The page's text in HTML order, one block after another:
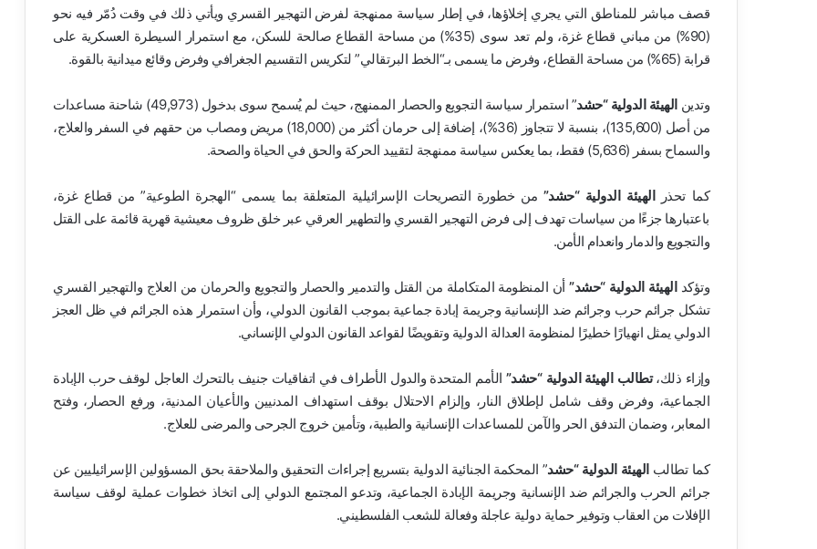
قصف مباشر للمناطق التي يجري إخلاؤها، في إطار سياسة ممنهجة لفرض التهجير القسري ويأتي ذلك في وقت دُمّر فيه نحو
(90%) من مباني قطاع غزة، ولم تعد سوى (35%) من مساحة القطاع صالحة للسكن، مع استمرار السيطرة العسكرية على
قرابة (65%) من مساحة القطاع، وفرض ما يسمى بـ“الخط البرتقالي” لتكريس التقسيم الجغرافي وفرض وقائع ميدانية بالقوة.
وتدينالهيئة الدولية “حشد
” استمرار سياسة التجويع والحصار الممنهج، حيث لم يُسمح سوى بدخول (49,973) شاحنة مساعدات
من أصل (135,600)، بنسبة لا تتجاوز (36%)، إضافة إلى حرمان أكثر من (18,000) مريض ومصاب من حقهم في السفر والعلاج،
والسماح بسفر (5,636) فقط، بما يعكس سياسة ممنهجة لتقييد الحركة والحق في الحياة والصحة.
كما تحذرالهيئة الدولية “حشد” من خطورة التصريحات الإسرائيلية المتعلقة بما يسمى “الهجرة الطوعية” من قطاع غزة،
باعتبارها جزءًا من سياسات تهدف إلى فرض التهجير القسري والتطهير العرقي عبر خلق ظروف معيشية قهرية قائمة على القتل
والتجويع والدمار وانعدام الأمن.
وتؤكدالهيئة الدولية “حشد”أن المنظومة المتكاملة من القتل والتدمير والحصار والتجويع والحرمان من العلاج والتهجير القسري
تشكل جرائم حرب وجرائم ضد الإنسانية وجريمة إبادة جماعية بموجب القانون الدولي، وأن استمرار هذه الجرائم في ظل العجز
الدولي يمثل انهيارًا خطيرًا لمنظومة العدالة الدولية وتقويضًا لقواعد القانون الدولي الإنساني.
وإزاء ذلك،تطالب الهيئة الدولية “حشد” الأمم المتحدة والدول الأطراف في اتفاقيات جنيف بالتحرك العاجل لوقف حرب الإبادة
الجماعية، وفرض وقف شامل لإطلاق النار، وإلزام الاحتلال بوقف استهداف المدنيين والأعيان المدنية، ورفع الحصار، وفتح
المعابر، وضمان التدفق الحر والآمن للمساعدات الإنسانية والطبية، وتأمين خروج الجرحى والمرضى للعلاج.
كما تطالبالهيئة الدولية “حشد” المحكمة الجنائية الدولية بتسريع إجراءات التحقيق والملاحقة بحق المسؤولين الإسرائيليين عن
جرائم الحرب والجرائم ضد الإنسانية وجريمة الإبادة الجماعية، وتدعو المجتمع الدولي إلى اتخاذ خطوات عملية لوقف سياسة
الإفلات من العقاب وتوفير حماية دولية عاجلة وفعالة للشعب الفلسطيني.